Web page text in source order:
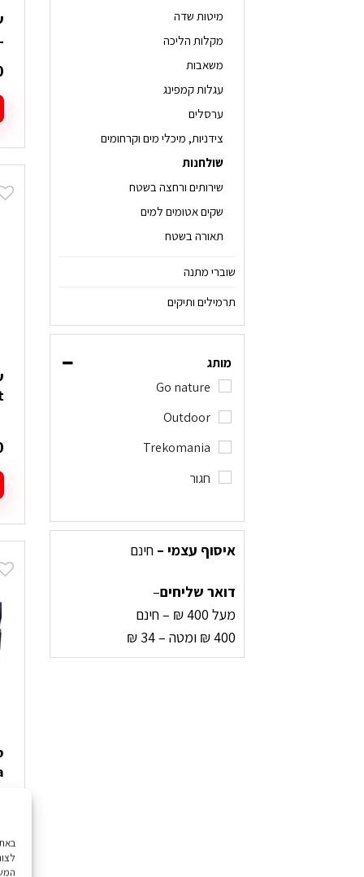
מיטות שדה
מקלות הליכה
משאבות
עגלות קמפינג
ערסלים
צידניות, מיכלי מים וקרחומים
שולחנות
שירותים ורחצה בשטח
שקים אטומים למים
תאורה בשטח
שוברי מתנה
תרמילים ותיקים
מותג
Go nature
Outdoor
Trekomania
חגור
איסוף עצמי – חינם
דואר שליחים–
מעל 400 ₪ – חינם
400 ₪ ומטה – 34 ₪